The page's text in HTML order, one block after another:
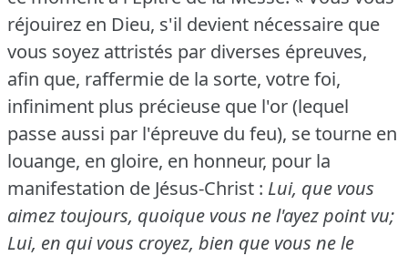
réjouirez en Dieu, s'il devient nécessaire que
vous soyez attristés par diverses épreuves,
afin que, raffermie de la sorte, votre foi,
infiniment plus précieuse que l'or (lequel
passe aussi par l'épreuve du feu), se tourne en
louange, en gloire, en honneur, pour la
manifestation de Jésus-Christ : Lui, que vous
aimez toujours, quoique vous ne l'ayez point vu;
Lui, en qui vous croyez, bien que vous ne le